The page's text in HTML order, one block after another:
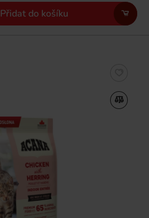
Přidat do košíku